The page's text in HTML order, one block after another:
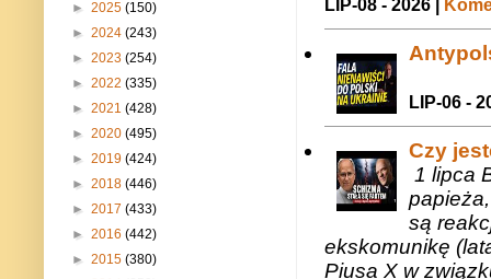
LIP-08 - 2026 |
LIP-06 -
Czy
1 lipca
są
ekskomunikę
Piusa X w
► 2025 (150)
► 2024 (243)
► 2023 (254)
► 2022 (335)
► 2021 (428)
► 2020 (495)
► 2019 (424)
► 2018 (446)
► 2017 (433)
► 2016 (442)
► 2015 (380)